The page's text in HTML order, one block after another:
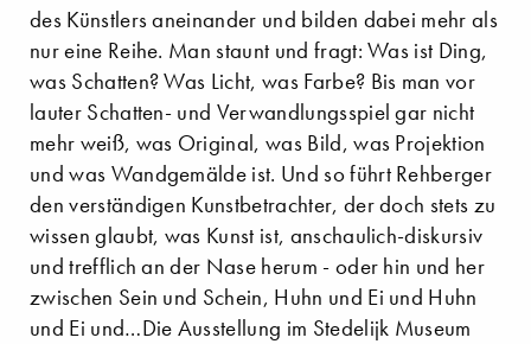
des Künstlers aneinander und bilden dabei mehr als
nur eine Reihe. Man staunt und fragt: Was ist Ding,
was Schatten? Was Licht, was Farbe? Bis man vor
lauter Schatten- und Verwandlungsspiel gar nicht
mehr weiß, was Original, was Bild, was Projektion
und was Wandgemälde ist. Und so führt Rehberger
den verständigen Kunstbetrachter, der doch stets zu
wissen glaubt, was Kunst ist, anschaulich-diskursiv
und trefflich an der Nase herum - oder hin und her
zwischen Sein und Schein, Huhn und Ei und Huhn
und Ei und…Die Ausstellung im Stedelijk Museum